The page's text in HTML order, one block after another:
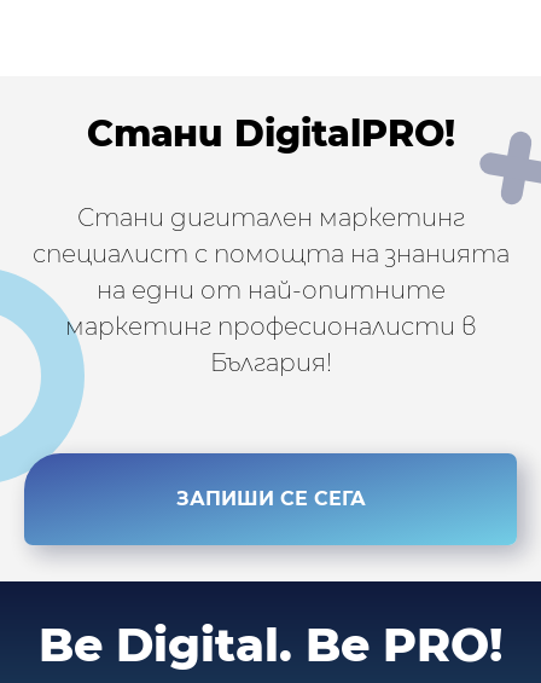
Стани DigitalPRO!
Стани дигитален маркетинг
специалист с помощта на знанията
на едни от най-опитните
маркетинг професионалисти в
България!
ЗАПИШИ СЕ СЕГА
Be Digital. Be PRO!